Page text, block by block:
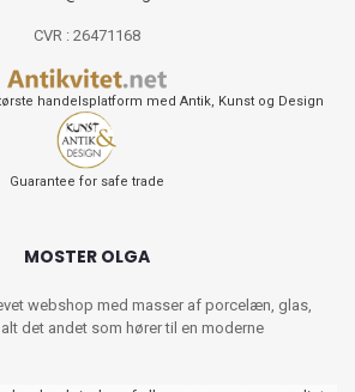
CVR : 26471168
handelsplatform med Antik, Kunst og Design
Guarantee for safe trade
MOSTER OLGA
webshop med masser af porcelæn, glas,
det andet som hører til en moderne